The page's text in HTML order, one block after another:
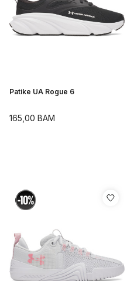
Patike UA Rogue 6
165,00 BAM